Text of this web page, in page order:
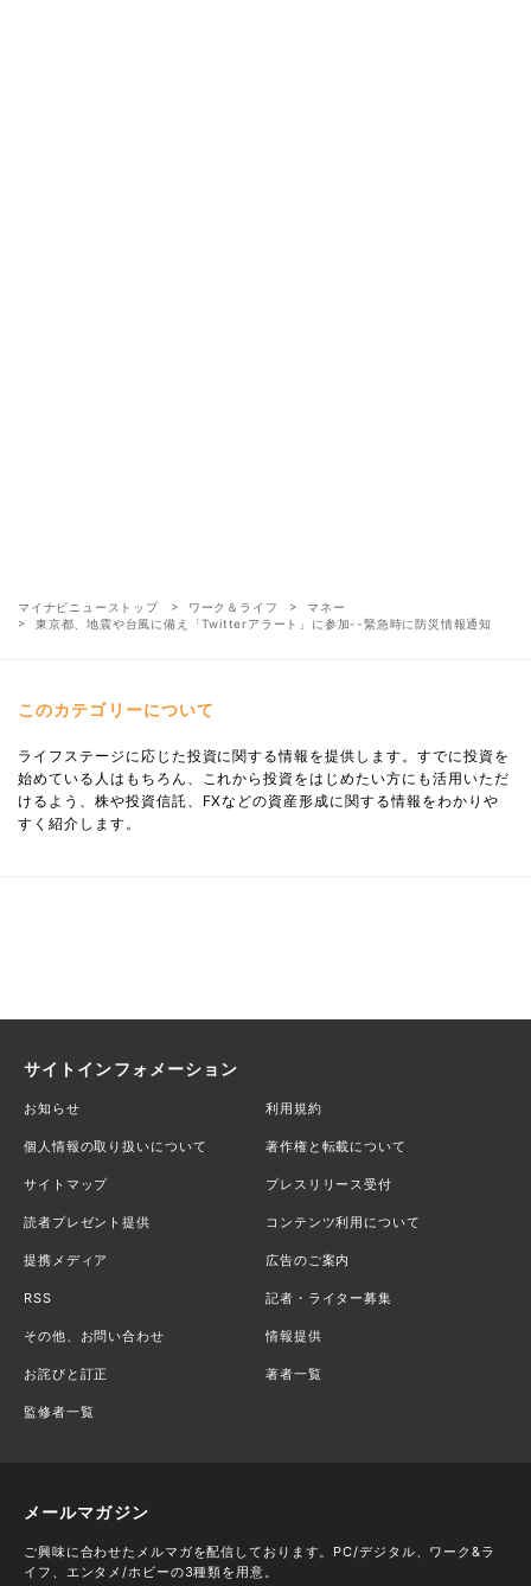
マイナビニューストップ ワーク＆ライフ
マネー
東京都、地震や台風に備え「Twitterアラート」に参加--緊急時に防災情報通知
このカテゴリーについて
ライフステージに応じた投資に関する情報を提供します。すでに投資を
始めている人はもちろん、これから投資をはじめたい方にも活用いただ
けるよう、株や投資信託、FXなどの資産形成に関する情報をわかりや
すく紹介します。
サイトインフォメーション
お知らせ 利用規約
個人情報の取り扱いについて 著作権と転載について
サイトマップ プレスリリース受付
読者プレゼント提供 コンテンツ利用について
提携メディア 広告のご案内
RSS 記者・ライター募集
その他、お問い合わせ 情報提供
お詫びと訂正 著者一覧
監修者一覧
メールマガジン
ご興味に合わせたメルマガを配信しております。PC/デジタル、ワーク&ラ
イフ、エンタメ/ホビーの3種類を用意。